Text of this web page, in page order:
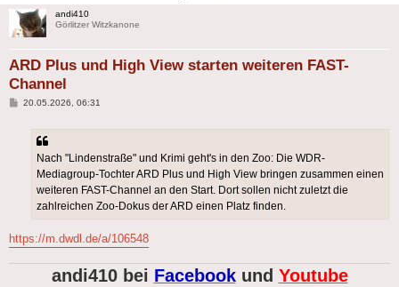
andi410
Görlitzer Witzkanone
ARD Plus und High View starten weiteren FAST-
Channel
Beitrag
20.05.2026, 06:31
Nach "Lindenstraße" und Krimi geht's in den Zoo: Die WDR-
Mediagroup-Tochter ARD Plus und High View bringen zusammen einen
weiteren FAST-Channel an den Start. Dort sollen nicht zuletzt die
zahlreichen Zoo-Dokus der ARD einen Platz finden.
https://m.dwdl.de/a/106548
andi410 bei Facebookund Youtube